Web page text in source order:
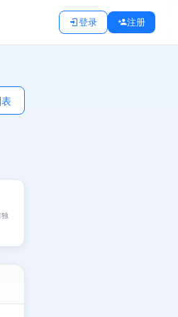
登录 注册